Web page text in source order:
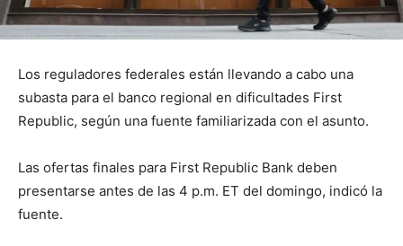
Los reguladores federales están llevando a cabo una
subasta para el banco regional en dificultades First
Republic, según una fuente familiarizada con el asunto.
Las ofertas finales para First Republic Bank deben
presentarse antes de las 4 p.m. ET del domingo, indicó la
fuente.